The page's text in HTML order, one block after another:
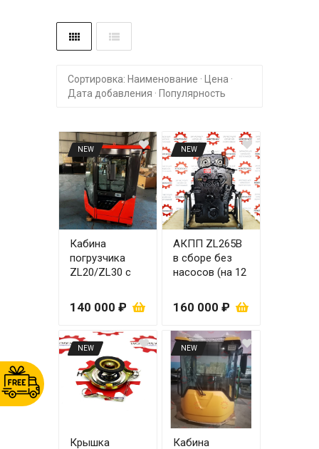
Сортировка: Наименование · Цена ·
Дата добавления · Популярность
NEW
Кабина
погрузчика
ZL20/ZL30 с
(красная)
140 000 ₽
NEW
АКПП ZL265В
в сборе без
насосов (на 12
повышающей
передачей под
большие
насосы
160 000 ₽
NEW
Крышка
NEW
Кабина